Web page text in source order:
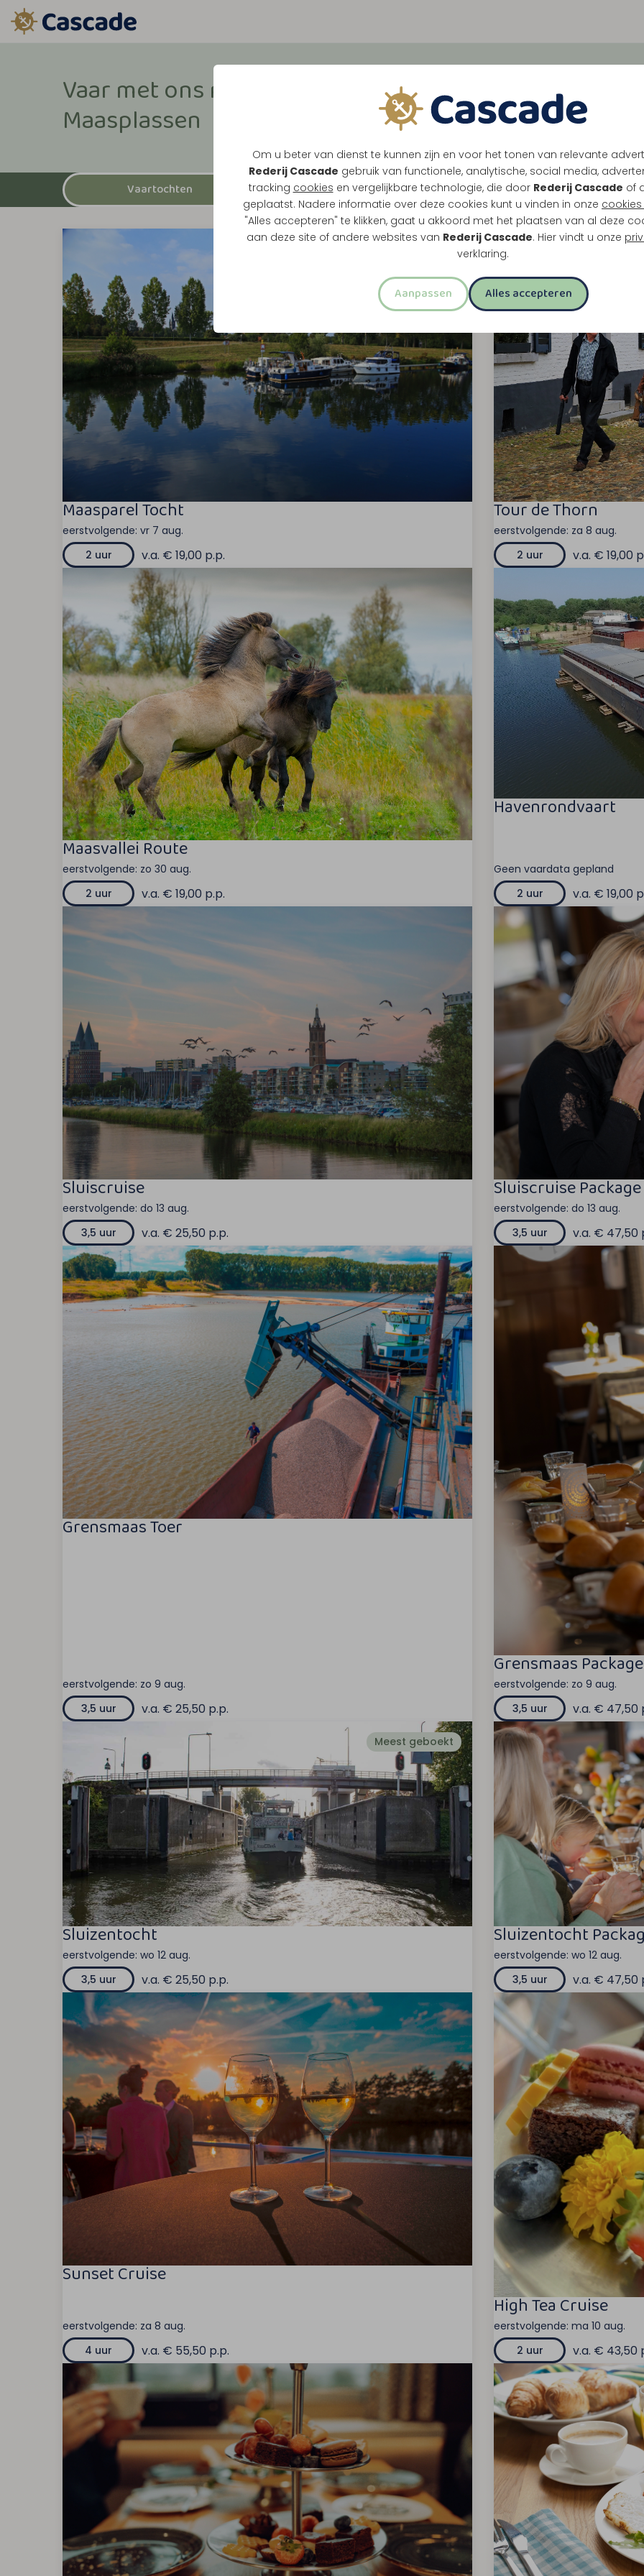
Om u beter van dienst te kunnen zijn en voor het tonen van relevante
Rederij Cascade gebruik van functionele, analytische, social media,
tracking cookies en vergelijkbare technologie, die door Rederij Cascade of
geplaatst. Nadere informatie over deze cookies kunt u vinden in onze
"Alles accepteren" te klikken, gaat u akkoord met het plaatsen van al deze
aan deze site of andere websites van Rederij Cascade. Hier vindt u onze
verklaring.
Aanpassen Alles accepteren
Vaar met ons mee over de
Maasplassen
vol historie, natuur en
verrassende plekken,
Vaartochten Eten & Drinken Seizoensspecials
Maasparel Tocht
eerstvolgende: vr 7 aug.
2 uur
v.a. € 19,00 p.p.
Tour de Thorn
eerstvolgende: za 8 aug.
2 uur
v.a. € 19,00
Maasvallei Route
eerstvolgende: zo 30 aug.
2 uur
v.a. € 19,00 p.p.
Havenrondvaart
Geen vaardata gepland
2 uur
v.a. € 19,00
Sluiscruise
eerstvolgende: do 13 aug.
3,5 uur
v.a. € 25,50 p.p.
Sluiscruise
eerstvolgende: do 13 aug.
3,5 uur
v.a. € 47,50
Grensmaas Toer
eerstvolgende: zo 9 aug.
3,5 uur
v.a. € 25,50 p.p.
Grensmaas
eerstvolgende: zo 9 aug.
3,5 uur
v.a. € 47,50
Meest geboekt
Sluizentocht
eerstvolgende: wo 12 aug.
3,5 uur
v.a. € 25,50 p.p.
Sluizentocht
eerstvolgende: wo 12 aug.
3,5 uur
v.a. € 47,50
Sunset Cruise
eerstvolgende: za 8 aug.
4 uur
v.a. € 55,50 p.p.
High Tea Cruise
eerstvolgende: ma 10 aug.
2 uur
v.a. € 43,50